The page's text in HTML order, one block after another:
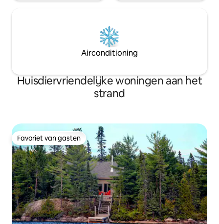
Airconditioning
Huisdiervriendelijke woningen aan het
strand
Favoriet van gasten
Favoriet van gasten